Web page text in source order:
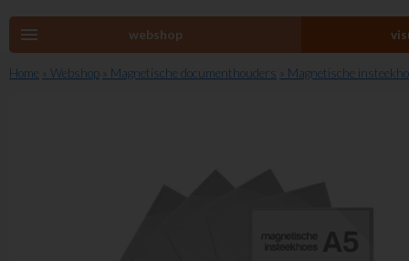
menu webshop
Home » Webshop » Magnetische documenthouders » Magnetische